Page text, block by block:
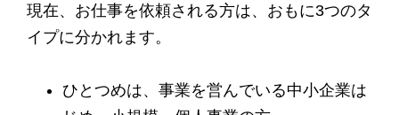
現在、お仕事を依頼される方は、おもに3つのタ
イプに分かれます。
ひとつめは、事業を営んでいる中小企業は